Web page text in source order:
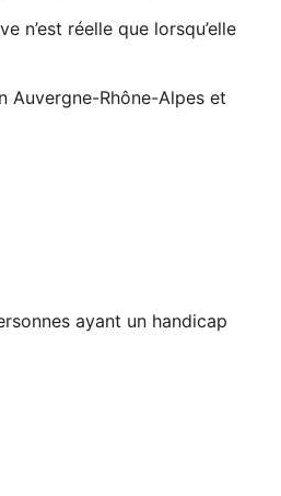
n’est réelle que lorsqu’elle
Auvergne-Rhône-Alpes et
ayant un handicap